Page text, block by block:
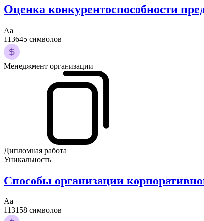
Оценка конкурентоспособности
Аа
113645 символов
Менеджмент организации
Дипломная работа
Уникальность
Способы организации
Аа
113158 символов